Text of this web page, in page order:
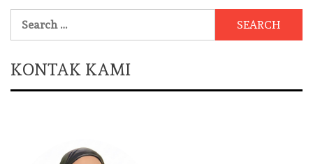
KONTAK KAMI